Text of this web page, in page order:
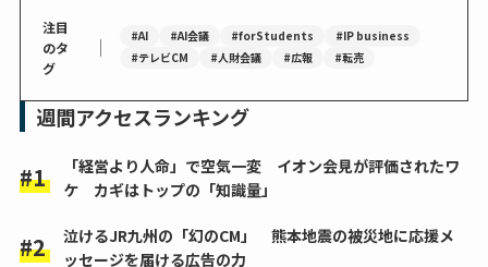
注目
のタ
グ
｜ #AI #AI会議 #forStudents
#IP business
#テレビCM
#人財会議 #広報 #転売
週間アクセスランキング
「経営より人命」で空気一変 イオン会見が評価されたワ
ケ カギはトップの「知識量」
泣けるJR九州の「幻のCM」 熊本地震の被災地に応援メ
ッセージを届ける広告の力